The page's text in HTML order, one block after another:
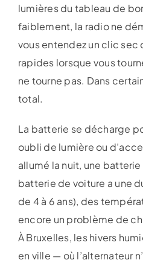
lumières du tableau de
faiblement, la radio ne
vous entendez un clic sec
rapides lorsque vous
ne tourne pas. Dans
total.
La batterie se décharge
oubli de lumière ou
allumé la nuit, une
batterie de voiture a une
de 4 à 6 ans), des
encore un problème de
À Bruxelles, les hivers
en ville — où l’alternateur